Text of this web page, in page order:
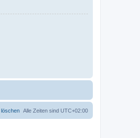
Alle Zeiten sind UTC+02:00
löschen